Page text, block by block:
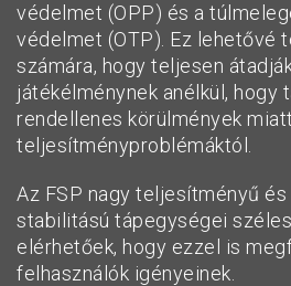
védelmet (OPP) és a
védelmet (OTP). Ez lehetővé
számára, hogy teljesen
játékélménynek anélkül, hogy
rendellenes körülmények
teljesítményproblémáktól.
Az FSP nagy teljesítményű és
stabilitású tápegységei
elérhetőek, hogy ezzel is
felhasználók igényeinek.